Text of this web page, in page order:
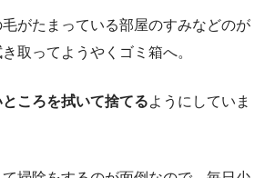
がたまっている部屋のすみなどのが
取ってようやくゴミ箱へ。
ころを拭いて捨てるようにしていま